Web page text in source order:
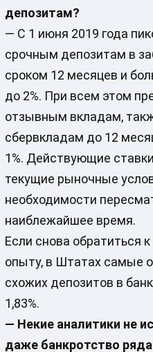
депозитам?
— С 1 июня 2019 года
срочным депозитам в
сроком 12 месяцев и
до 2%. При всем этом
отзывным вкладам,
сбервкладам до 12
1%. Действующие
текущие рыночные
необходимости
наиблежайшее время.
Если снова обратиться
опыту, в Штатах самые
схожих депозитов в
1,83%.
— Некие аналитики не
даже банкротство